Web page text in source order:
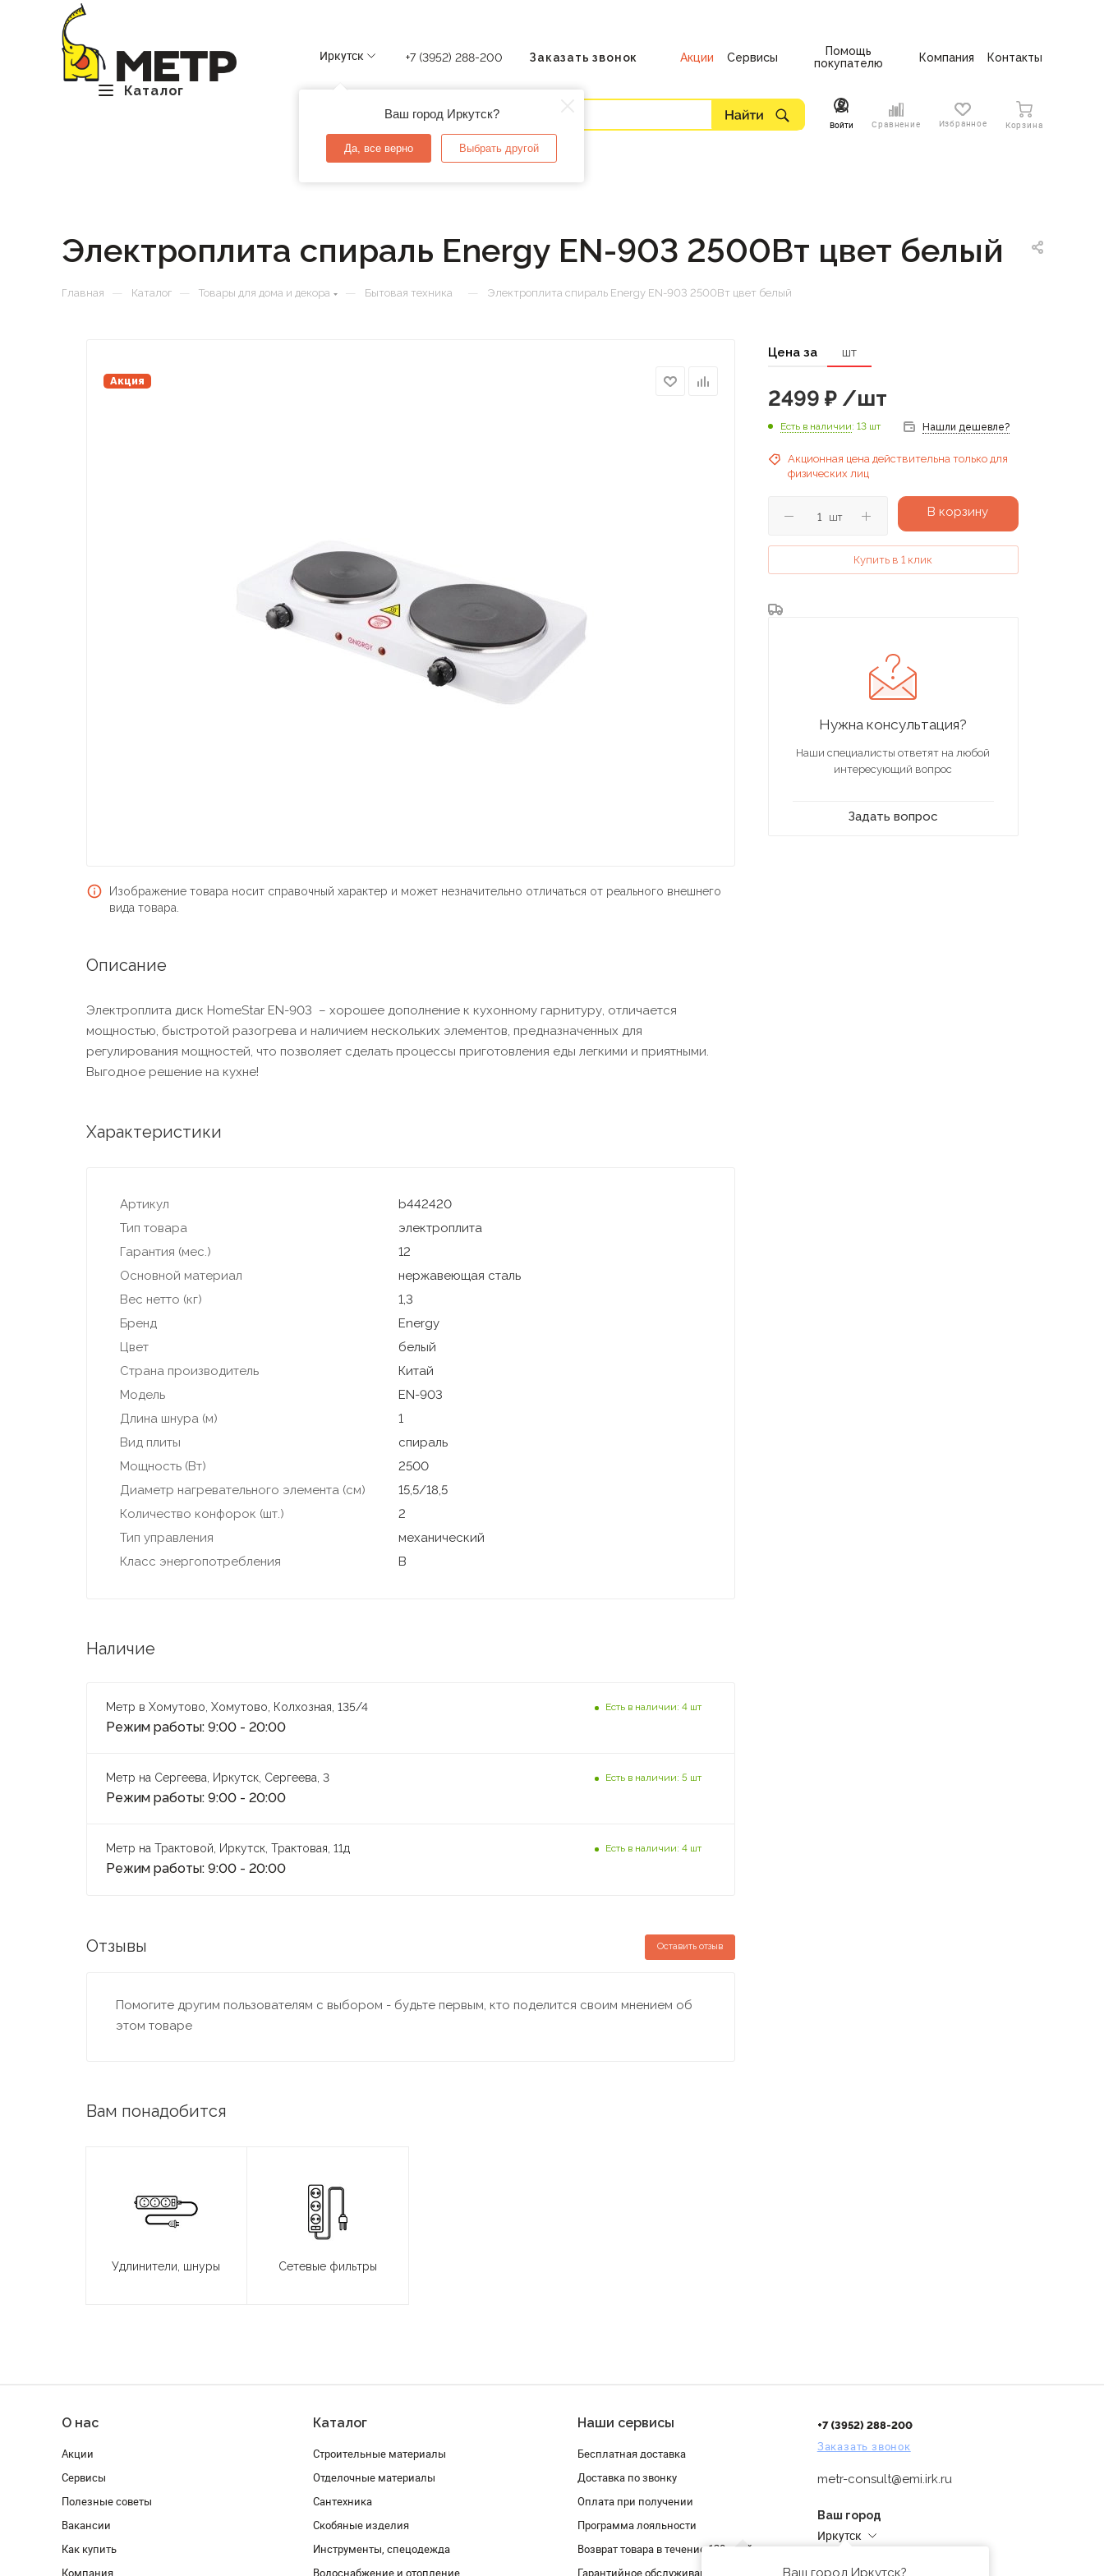
Каталог
Иркутск
Ваш город Иркутск?
Да, все верно Выбрать другой
+7 (3952) 288-200 Заказать звонок Акции Сервисы
Помощь
покупателю
Компания Контакты
Войти Сравнение Избранное Корзина
Электроплита спираль Energy EN-903 2500Вт цвет белый
Главная — Каталог — Товары для дома и декора — Бытовая техника — Электроплита спираль Energy EN-903 2500Вт цвет белый
Акция
Изображение товара носит справочный характер и может незначительно отличаться от реального внешнего
вида товара.
Описание
Электроплита диск HomeStar EN-903 – хорошее дополнение к кухонному гарнитуру, отличается
мощностью, быстротой разогрева и наличием нескольких элементов, предназначенных для
регулирования мощностей, что позволяет сделать процессы приготовления еды легкими и приятными.
Выгодное решение на кухне!
Характеристики
Артикул
b442420
Тип товара
электроплита
Гарантия (мес.)
12
Основной материал
нержавеющая сталь
Вес нетто (кг)
1,3
Бренд
Energy
Цвет
белый
Страна производитель
Китай
Модель
EN-903
Длина шнура (м)
1
Вид плиты
спираль
Мощность (Вт)
2500
Диаметр нагревательного элемента (см)
15,5/18,5
Количество конфорок (шт.)
2
Тип управления
механический
Класс энергопотребления
В
Наличие
Метр в Хомутово, Хомутово, Колхозная, 135/4
Режим работы: 9:00 - 20:00
Есть в наличии: 4 шт
Метр на Сергеева, Иркутск, Сергеева, 3
Режим работы: 9:00 - 20:00
Есть в наличии: 5 шт
Метр на Трактовой, Иркутск, Трактовая, 11д
Режим работы: 9:00 - 20:00
Есть в наличии: 4 шт
Отзывы Оставить отзыв
Помогите другим пользователям с выбором - будьте первым, кто поделится своим мнением об
этом товаре
Вам понадобится
Удлинители, шнуры Сетевые фильтры
Цена за шт
2499 ₽/шт
Есть в наличии: 13 шт Нашли дешевле?
Акционная цена действительна только для
физических лиц
шт В корзину
Купить в 1 клик
Нужна консультация?
Наши специалисты ответят на любой
интересующий вопрос
Задать вопрос
О нас
Акции
Сервисы
Полезные советы
Вакансии
Как купить
Компания
Каталог
Строительные материалы
Отделочные материалы
Сантехника
Скобяные изделия
Инструменты, спецодежда
Водоснабжение и отопление
Наши сервисы
Бесплатная доставка
Доставка по звонку
Оплата при получении
Программа лояльности
Возврат товара в течение 120 дней
Гарантийное обслуживание и проверка
+7 (3952) 288-200
Заказать звонок
metr-consult@emi.irk.ru
Ваш город
Иркутск
Ваш город Иркутск?